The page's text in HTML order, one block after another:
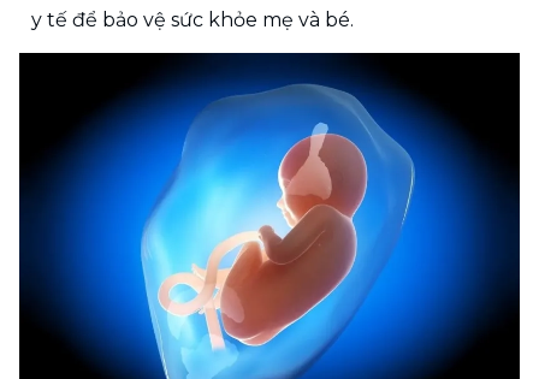
y tế để bảo vệ sức khỏe mẹ và bé.